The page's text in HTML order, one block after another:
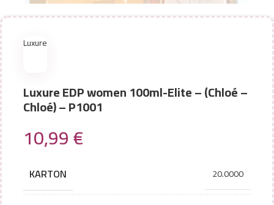
Luxure
Luxure EDP women 100ml-Elite – (Chloé –
Chloé) – P1001
10,99€
KARTON 20.0000